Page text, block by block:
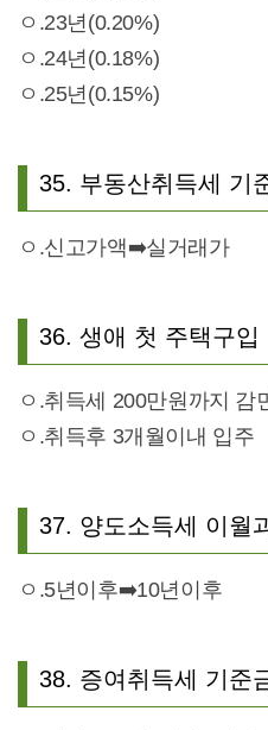
ㅇ.23년(0.20%)
ㅇ.24년(0.18%)
ㅇ.25년(0.15%)
35. 부동산취득세 기
ㅇ.신고가액➡️실거래가
36. 생애 첫 주택구입
ㅇ.취득세 200만원까지 감
ㅇ.취득후 3개월이내 입주
37. 양도소득세 이월
ㅇ.5년이후➡️10년이후
38. 증여취득세 기준